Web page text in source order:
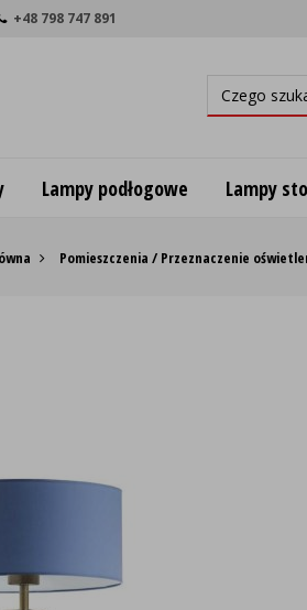
+48 798 747 891
Lampy podłogowe Lampy
Pomieszczenia / Przeznaczenie